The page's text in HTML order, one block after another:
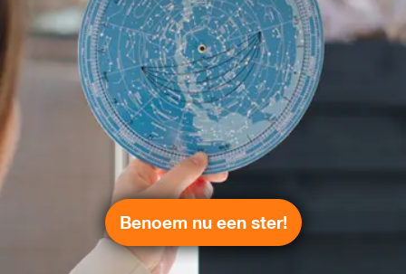
Benoem nu een ster!